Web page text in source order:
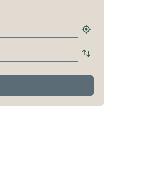
Nächstgelegene
finden
Abfahrts-
Ankunftshaltestellen